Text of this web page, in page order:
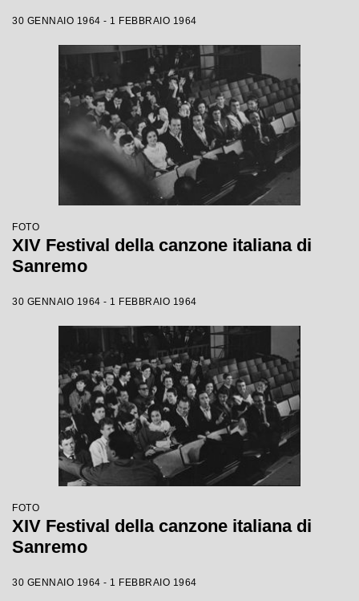
30 GENNAIO 1964 - 1 FEBBRAIO 1964
FOTO
XIV Festival della canzone italiana di
Sanremo
30 GENNAIO 1964 - 1 FEBBRAIO 1964
FOTO
XIV Festival della canzone italiana di
Sanremo
30 GENNAIO 1964 - 1 FEBBRAIO 1964